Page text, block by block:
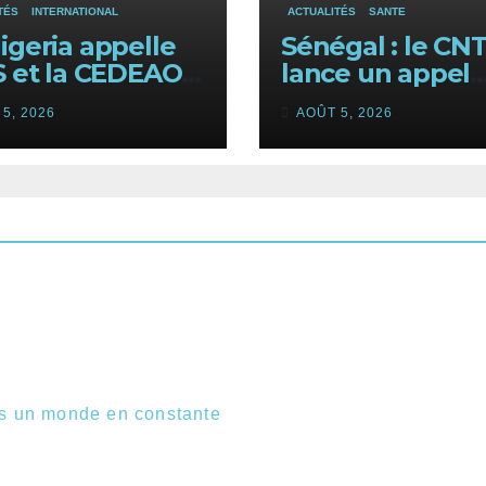
INTERNATIONAL
appelle
et la CEDEAO à
leurs forces
le terrorisme
5, 2026
ACTUALITÉS SANTE
Sénégal : le
lance un appel
urgent aux
donneurs face
une pénurie de
AOÛT 5, 2026
un monde en constante